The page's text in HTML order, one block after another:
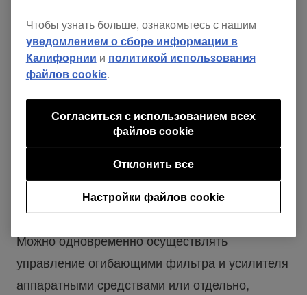
Изучите раздел о НЧ и ВЧ фильтрах AS-1, в
котором также говорится об элементах
управления Key Amount и Velocity.
Можно одновременно осуществлять
управление огибающими фильтра и усилителя
аппаратными средствами или отдельно,
Чтобы узнать больше, ознакомьтесь с нашим
уведомлением о сборе информации в
Калифорнии и политикой использования
файлов cookie.
Настройки файлов cookie
Отклонить все
Согласиться с использованием всех
файлов cookie